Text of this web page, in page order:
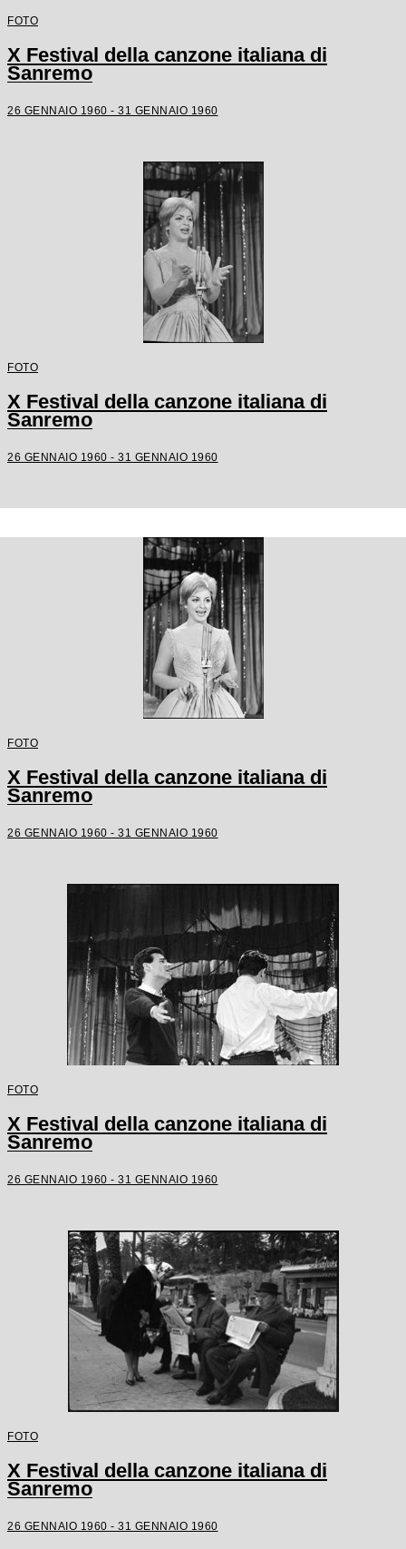
FOTO
X Festival della canzone italiana di
Sanremo
26 GENNAIO 1960 - 31 GENNAIO 1960
FOTO
X Festival della canzone italiana di
Sanremo
26 GENNAIO 1960 - 31 GENNAIO 1960
FOTO
X Festival della canzone italiana di
Sanremo
26 GENNAIO 1960 - 31 GENNAIO 1960
FOTO
X Festival della canzone italiana di
Sanremo
26 GENNAIO 1960 - 31 GENNAIO 1960
FOTO
X Festival della canzone italiana di
Sanremo
26 GENNAIO 1960 - 31 GENNAIO 1960